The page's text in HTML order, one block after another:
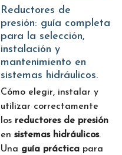
Reductores de
presión: guía completa
para la selección,
instalación y
mantenimiento en
sistemas hidráulicos.
Cómo elegir, instalar y
utilizar correctamente
los reductores de presión
en sistemas hidráulicos.
Una guía práctica para